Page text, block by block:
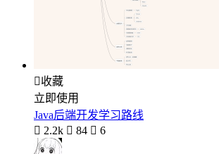
收藏
立即使用
Java后端开发学习路线
 2.2k  84  6